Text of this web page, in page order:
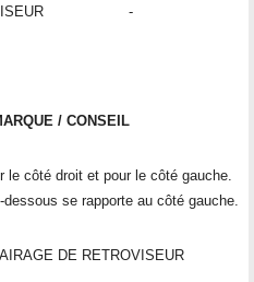
-
/ CONSEIL
le côté droit et pour le côté gauche.
se rapporte au côté gauche.
DE RETROVISEUR